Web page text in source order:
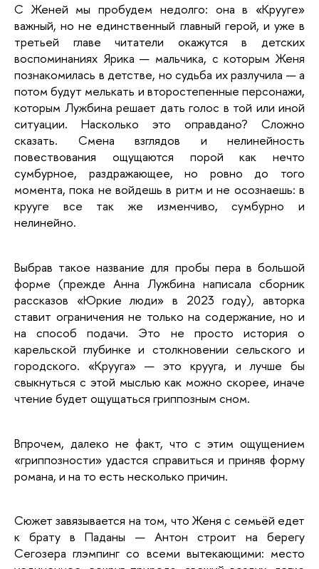
С Женей мы пробудем недолго: она в «Крууге»
важный, но не единственный главный герой, и уже в
третьей главе читатели окажутся в детских
воспоминаниях Ярика — мальчика, с которым Женя
познакомилась в детстве, но судьба их разлучила — а
потом будут мелькать и второстепенные персонажи,
которым Лужбина решает дать голос в той или иной
ситуации. Насколько это оправдано? Сложно
сказать. Смена взглядов и нелинейность
повествования ощущаются порой как нечто
сумбурное, раздражающее, но ровно до того
момента, пока не войдешь в ритм и не осознаешь: в
крууге все так же изменчиво, сумбурно и
нелинейно.
Выбрав такое название для пробы пера в большой
форме (прежде Анна Лужбина написала сборник
рассказов «Юркие люди» в 2023 году), авторка
ставит ограничения не только на содержание, но и
на способ подачи. Это не просто история о
карельской глубинке и столкновении сельского и
городского. «Крууга» — это крууга, и лучше бы
свыкнуться с этой мыслью как можно скорее, иначе
чтение будет ощущаться гриппозным сном.
Впрочем, далеко не факт, что с этим ощущением
«гриппозности» удастся справиться и приняв форму
романа, и на то есть несколько причин.
Сюжет завязывается на том, что Женя с семьёй едет
к брату в Паданы — Антон строит на берегу
Сегозера глэмпинг со всеми вытекающими: место